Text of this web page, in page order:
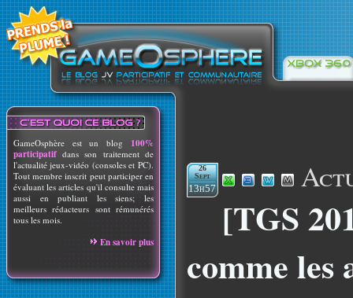
GameOsphère est un blog 100%
participatif dans son traitement de
l'actualité jeux-vidéo (consoles et PC).
Tout membre inscrit peut participer en
évaluant les articles qu'il consulte mais
aussi en publiant les siens; les
meilleurs rédacteurs sont rémunérés
tous les mois.
En savoir plus
26
Sept
13h57
[TGS
comme les